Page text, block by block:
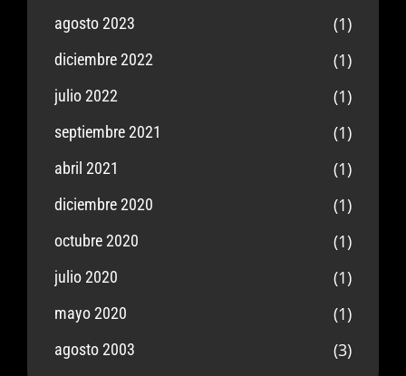
agosto 2023 (1)
diciembre 2022 (1)
julio 2022 (1)
septiembre 2021 (1)
abril 2021 (1)
diciembre 2020 (1)
octubre 2020 (1)
julio 2020 (1)
mayo 2020 (1)
agosto 2003 (3)